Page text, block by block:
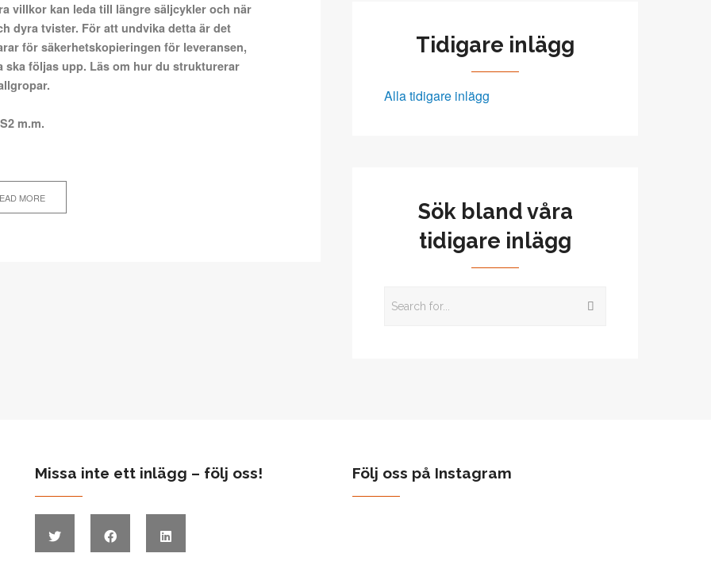
villkor kan leda till längre säljcykler och när
dyra tvister. För att undvika detta är det
för säkerhetskopieringen för leveransen,
följas upp. Läs om hur du strukturerar
m.m.
MORE
Tidigare inlägg
Alla tidigare inlägg
Sök bland våra
tidigare inlägg
Missa inte ett inlägg – följ oss! Följ oss på Instagram